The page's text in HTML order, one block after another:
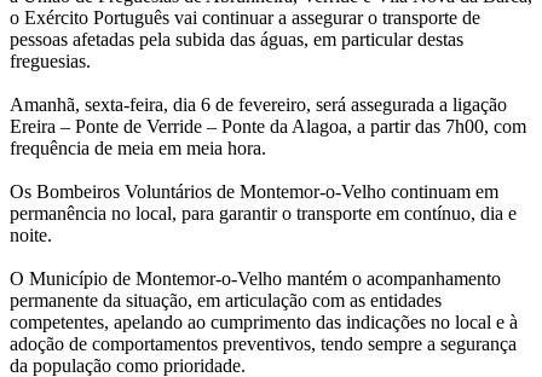
o Exército Português vai continuar a assegurar o transporte de
pessoas afetadas pela subida das águas, em particular destas
freguesias.
Amanhã, sexta-feira, dia 6 de fevereiro, será assegurada a ligação
Ereira – Ponte de Verride – Ponte da Alagoa, a partir das 7h00, com
frequência de meia em meia hora.
Os Bombeiros Voluntários de Montemor-o-Velho continuam em
permanência no local, para garantir o transporte em contínuo, dia e
noite.
O Município de Montemor-o-Velho mantém o acompanhamento
permanente da situação, em articulação com as entidades
competentes, apelando ao cumprimento das indicações no local e à
adoção de comportamentos preventivos, tendo sempre a segurança
da população como prioridade.